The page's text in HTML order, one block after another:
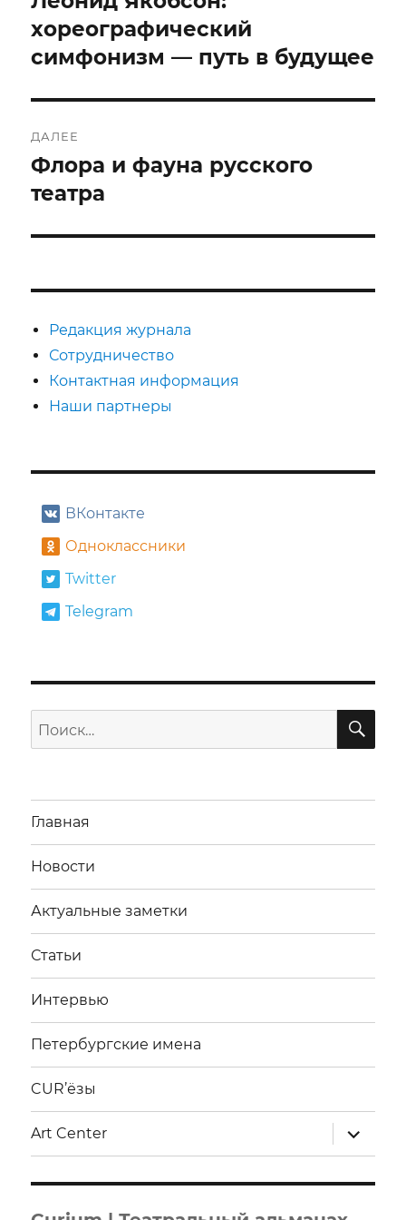
записям
запись:
хореографический
симфонизм — путь в будущее
ДАЛЕЕ
Следующая
запись:
Флора и фауна русского
театра
Редакция журнала
Сотрудничество
Контактная информация
Наши партнеры
ВКонтакте
Одноклассники
Twitter
Telegram
Искать:
Главная
Новости
Актуальные заметки
Статьи
Интервью
Петербургские имена
CUR’ёзы
Art Center
меню